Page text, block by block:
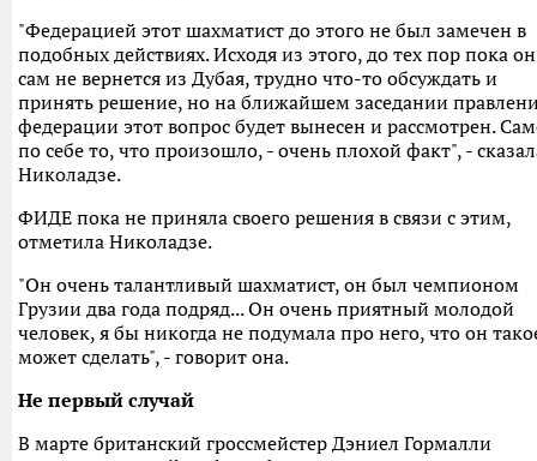
"Федерацией этот шахматист до этого не был замечен в
подобных действиях. Исходя из этого, до тех пор пока он
сам не вернется из Дубая, трудно что-то обсуждать и
принять решение, но на ближайшем заседании
федерации этот вопрос будет вынесен и рассмотрен.
по себе то, что произошло, - очень плохой факт", -
Николадзе.
ФИДЕ пока не приняла своего решения в связи с этим,
отметила Николадзе.
"Он очень талантливый шахматист, он был чемпионом
Грузии два года подряд... Он очень приятный молодой
человек, я бы никогда не подумала про него, что он
может сделать", - говорит она.
Не первый случай
В марте британский гроссмейстер Дэниел Гормалли